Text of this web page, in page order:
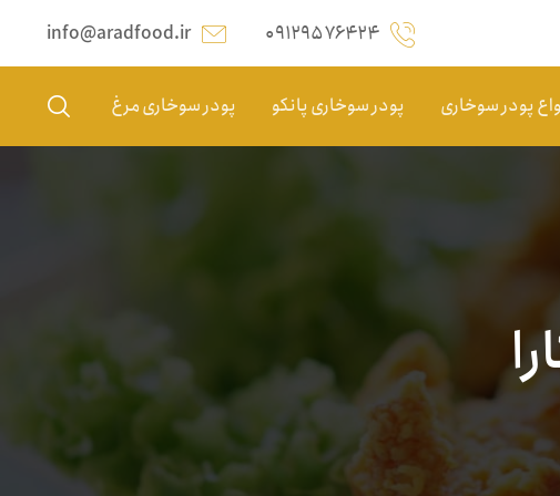
info@aradfood.ir ۰۹۱۲۹۵۷۶۴۲۴
پودر سوخاری پودر سوخاری پانکو پودر سوخاری مرغ